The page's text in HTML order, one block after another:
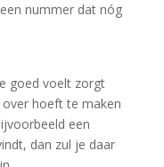
nummer dat nóg
goed voelt zorgt
hoeft te maken
een
dan zul je daar